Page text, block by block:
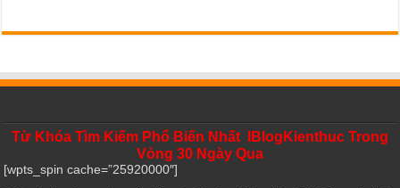
Từ Khóa Tìm Kiếm Phổ Biến Nhất IBlogKienthuc Trong
Vòng 30 Ngày Qua
[wpts_spin cache=”25920000″]